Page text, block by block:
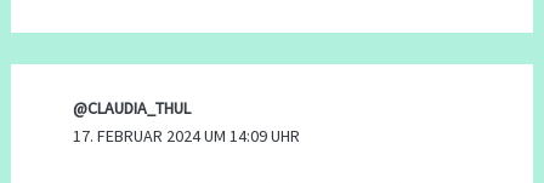
@CLAUDIA_THUL
17. FEBRUAR 2024 UM 14:09 UHR